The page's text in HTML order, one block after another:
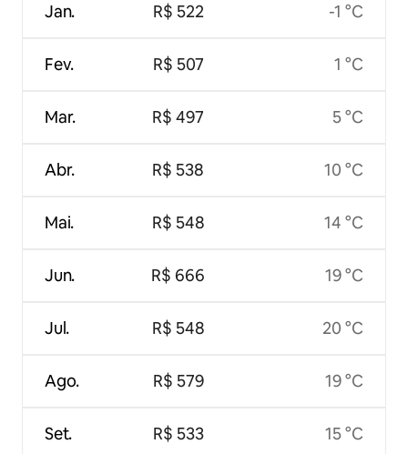
Jan.
Fev.
Mar.
Abr.
Mai.
Jun.
Jul.
Ago.
Set.
R$ 522
R$ 507
R$ 497
R$ 538
R$ 548
R$ 666
R$ 548
R$ 579
R$ 533
-1 °C
1 °C
5 °C
10 °C
14 °C
19 °C
20 °C
19 °C
15 °C